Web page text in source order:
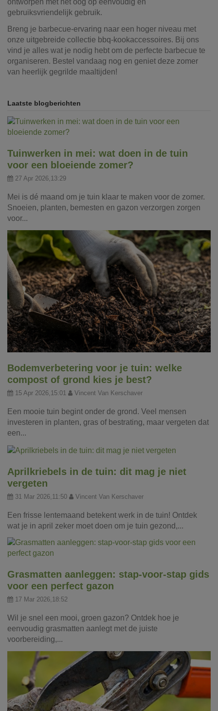
gebruiksvriendelijk gebruik.
Breng je barbecue-ervaring naar een hoger niveau met
onze uitgebreide collectie bbq-kookaccessoires. Bij ons
vind je alles wat je nodig hebt om de perfecte barbecue te
organiseren. Bestel vandaag nog en geniet deze zomer
van heerlijk gegrilde maaltijden!
Laatste blogberichten
Tuinwerken in mei: wat doen in de tuin
voor een bloeiende zomer?
27 Apr 2026,13:29
Mei is dé maand om je tuin klaar te maken voor de zomer.
Snoeien, planten, bemesten en gazon verzorgen zorgen
voor...
Bodemverbetering voor je tuin: welke
compost of grond kies je best?
15 Apr 2026,15:01 Vincent Van Kerschaver
Een mooie tuin begint onder de grond. Veel mensen
investeren in planten, gras of bestrating, maar vergeten dat
een...
Aprilkriebels in de tuin: dit mag je niet
vergeten
31 Mar 2026,11:50 Vincent Van Kerschaver
Een frisse lentemaand betekent werk in de tuin! Ontdek
wat je in april zeker moet doen om je tuin gezond,...
Grasmatten aanleggen: stap-voor-stap gids
voor een perfect gazon
17 Mar 2026,18:52
Wil je snel een mooi, groen gazon? Ontdek hoe je
eenvoudig grasmatten aanlegt met de juiste
voorbereiding,...